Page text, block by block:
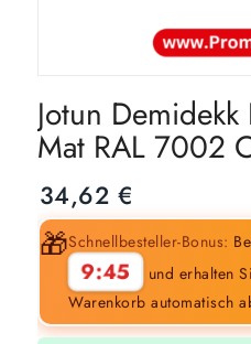
Jotun
Mat RAL 7002
34,62 €
🎁Schnellbesteller-Bonus:
9:44 und erhalten
Warenkorb automatisch